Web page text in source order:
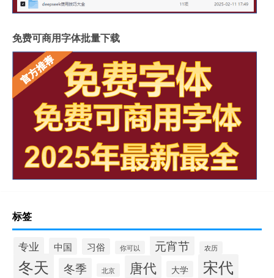
免费可商用字体批量下载
标签
专业 中国 习俗 你可以 元宵节 农历
冬天 冬季 北京 唐代 大学 宋代